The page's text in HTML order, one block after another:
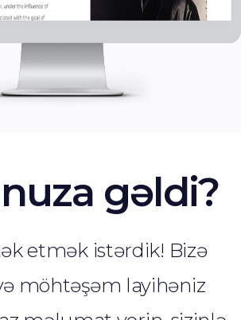
gəldi?
etmək istərdik! Bizə
möhtəşəm layihəniz